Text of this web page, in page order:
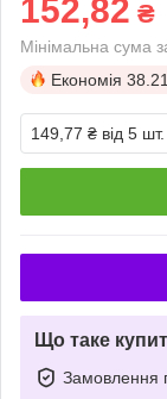
152,82 ₴
Мінімальна сума
Економія
149,77 ₴ від 5 шт.
Що таке
Замовлення